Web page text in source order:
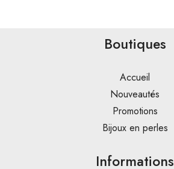
Boutiques
Accueil
Nouveautés
Promotions
Bijoux en perles
Informations